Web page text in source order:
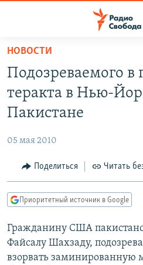
упрощенного
доступа
основному
Вернутся
Вернутся
поиску
ПОДКАСТЫ
АВТОРСКИЕ ПРОЕКТЫ
МНЕНИЯ
КУЛЬТУРА
КАВКАЗ.РЕАЛИИ
СЕВЕР.РЕАЛИИ
СИБИРЬ.РЕАЛИИ
НОВОСТИ
Подозреваемого в
теракта в Нью-
Пакистане
05 мая 2010
Поделиться Читать
Приоритетный источник в Google
Гражданину США
Файсалу Шахзаду,
взорвать